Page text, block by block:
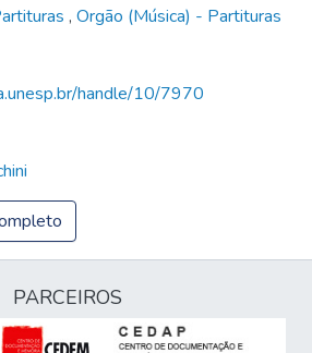
, Orgão (Música) - Partituras
handle/10/7970
PARCEIROS